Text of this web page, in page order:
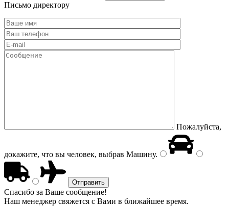
Письмо директору
Пожалуйста,
докажите, что вы человек, выбрав Машину.
Спасибо за Ваше сообщение!
Наш менеджер свяжется с Вами в ближайшее время.